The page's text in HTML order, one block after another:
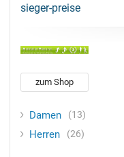
sieger-preise
zum Shop
Damen 13
Herren 26